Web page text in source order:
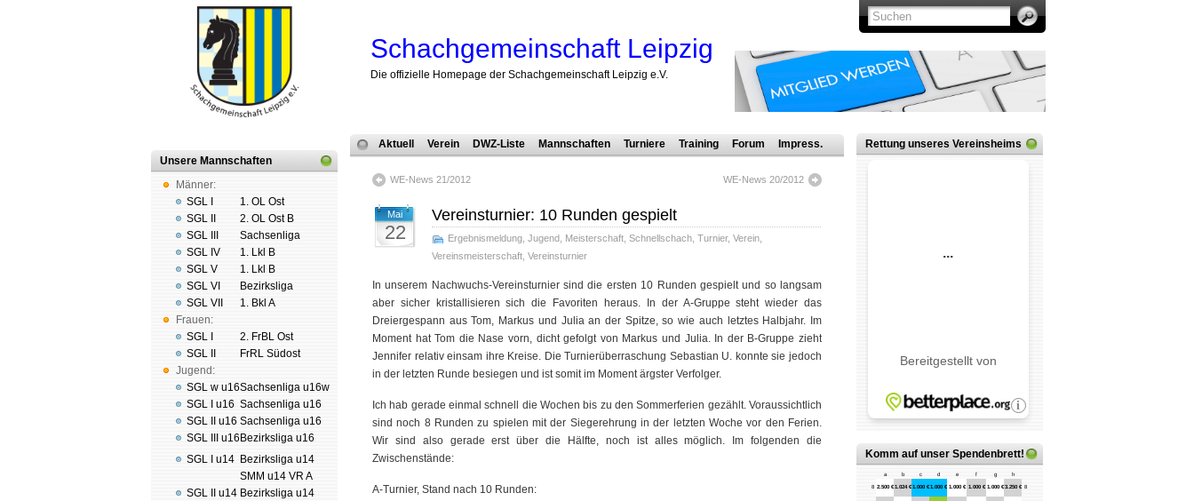
Schachgemeinschaft Leipzig
Die offizielle Homepage der Schachgemeinschaft Leipzig e.V.
Unsere Mannschaften
Männer:
SGL I
SGL II
SGL III
SGL IV
SGL V
SGL VI
SGL VII
Frauen:
SGL I
SGL II
Jugend:
SGL w u16
SGL I u16
SGL II u16
SGL III u16
SGL I u14
SGL II u14
1. OL Ost
2. OL Ost B
Sachsenliga
1. Lkl B
1. Lkl B
Bezirksliga
1. Bkl A
2. FrBL Ost
FrRL Südost
Sachsenliga u16w
Sachsenliga u16
Sachsenliga u16
Bezirksliga u16
Bezirksliga u14
SMM u14 VR A
Bezirksliga u14
Aktuell Verein DWZ-Liste Mannschaften Turniere Training Forum Impress.
WE-News 21/2012 WE-News 20/2012
Mai
22
Vereinsturnier: 10 Runden gespielt
Ergebnismeldung Jugend Meisterschaft Schnellschach Turnier, Verein
Vereinsmeisterschaft Vereinsturnier
In unserem Nachwuchs-Vereinsturnier sind die ersten 10 Runden gespielt und so langsam
aber sicher kristallisieren sich die Favoriten heraus. In der A-Gruppe steht wieder das
Dreiergespann aus Tom, Markus und Julia an der Spitze, so wie auch letztes Halbjahr. Im
Moment hat Tom die Nase vorn, dicht gefolgt von Markus und Julia. In der B-Gruppe zieht
Jennifer relativ einsam ihre Kreise. Die Turnierüberraschung Sebastian U. konnte sie jedoch
in der letzten Runde besiegen und ist somit im Moment ärgster Verfolger.
Ich hab gerade einmal schnell die Wochen bis zu den Sommerferien gezählt. Voraussichtlich
sind noch 8 Runden zu spielen mit der Siegerehrung in der letzten Woche vor den Ferien.
Wir sind also gerade erst über die Hälfte, noch ist alles möglich. Im folgenden die
Zwischenstände:
A-Turnier, Stand nach 10 Runden:
Rettung unseres Vereinsheims
Komm auf unser Spendenbrett!
a b c d e f g h
8 2.500 € 1.024 € 1.000 € 1.000 € 1.000 € 1.000 € 1.000 € 3.250 € 8